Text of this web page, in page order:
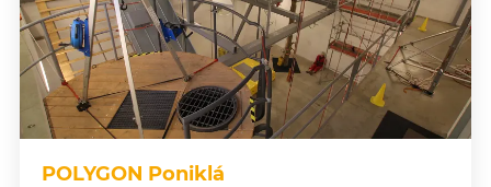
POLYGON Poniklá